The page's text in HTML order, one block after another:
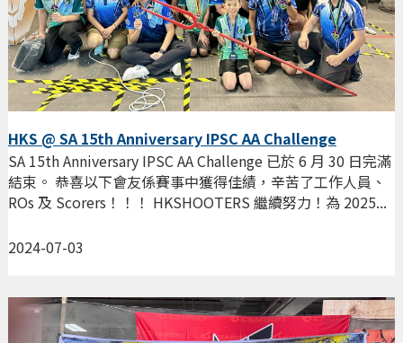
HKS @ SA 15th Anniversary IPSC AA Challenge
2024-07-03
SA 15th Anniversary IPSC AA Challenge 已於 6 月 30 日完滿
結束。 恭喜以下會友係賽事中獲得佳績，辛苦了工作人員、
ROs 及 Scorers！！！ HKSHOOTERS 繼續努力！為 2025...